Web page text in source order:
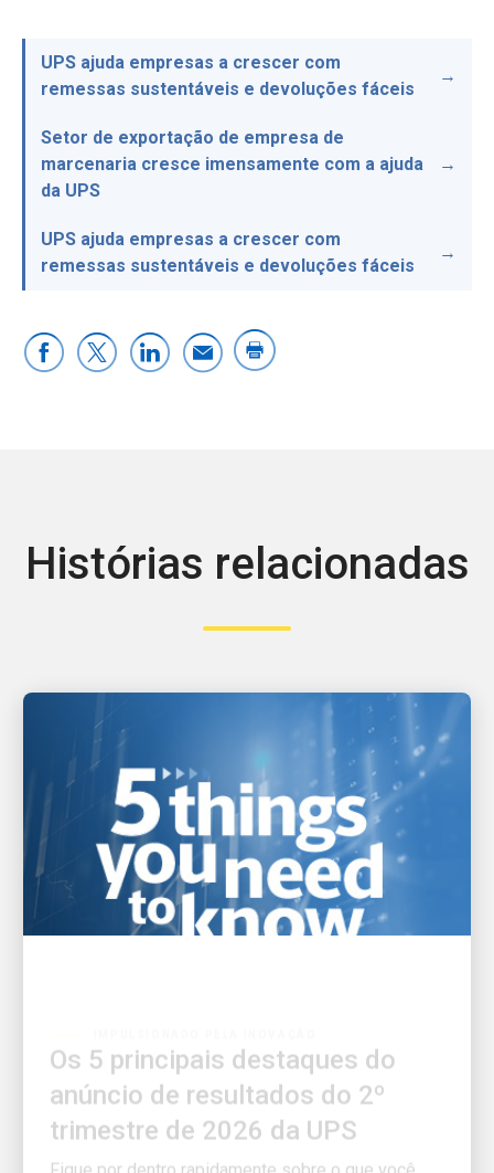
UPS ajuda empresas a crescer com
remessas sustentáveis e devoluções fáceis
Setor de exportação de empresa de
marcenaria cresce imensamente com a ajuda
da UPS
UPS ajuda empresas a crescer com
remessas sustentáveis e devoluções fáceis
Histórias relacionadas
anúncio de resultados do 2º
trimestre de 2026 da UPS
Fique por dentro rapidamente sobre o que você
precisa saber